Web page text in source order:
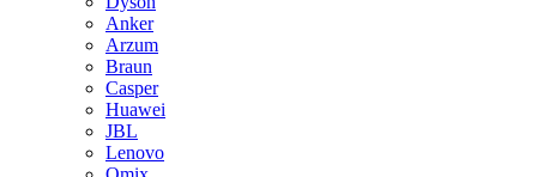
Anker
Arzum
Braun
Casper
Huawei
JBL
Lenovo